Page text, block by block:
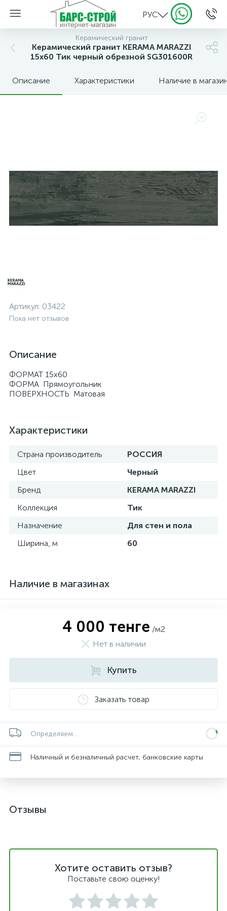
РУС
Керамический гранит
Керамический гранит KERAMA MARAZZI
15х60 Тик черный обрезной SG301600R
Описание Характеристики Наличие в
Артикул: 03422
Пока нет отзывов
Описание
ФОРМАТ 15х60
ФОРМА Прямоугольник
ПОВЕРХНОСТЬ Матовая
Характеристики
Страна производитель
РОССИЯ
Цвет
Черный
Бренд
KERAMA MARAZZI
Коллекция
Тик
Назначение
Для стен и пола
Ширина, м
60
Наличие в магазинах
4 000 тенге /м2
Нет в наличии
Купить
Заказать товар
Определяем...
Наличный и безналичный расчет, банковские карты
Отзывы
Хотите оставить отзыв?
Поставьте свою оценку!